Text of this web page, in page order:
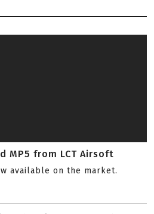
MP5 from LCT Airsoft
available on the market.